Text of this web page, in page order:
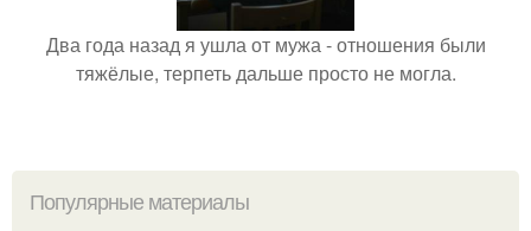
Два года назад я ушла от мужа - отношения были
тяжёлые, терпеть дальше просто не могла.
Популярные материалы